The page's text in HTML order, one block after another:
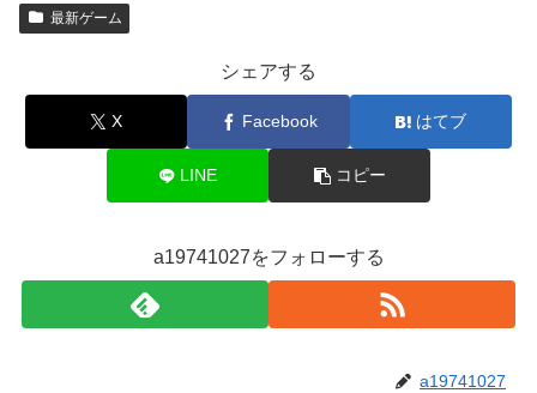
最新ゲーム
シェアする
X Facebook はてブ
LINE コピー
a19741027をフォローする
a19741027